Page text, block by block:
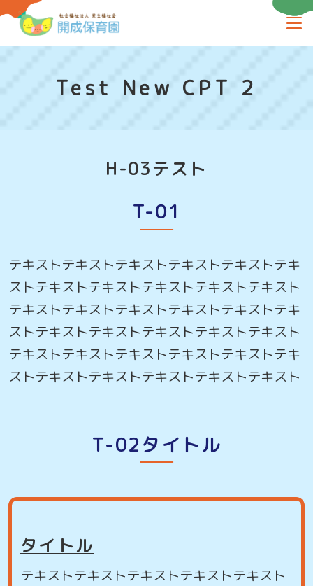
Test New CPT 2
H-03テスト
T-01
テキストテキストテキストテキストテキストテキ
ストテキストテキストテキストテキストテキスト
テキストテキストテキストテキストテキストテキ
ストテキストテキストテキストテキストテキスト
テキストテキストテキストテキストテキストテキ
ストテキストテキストテキストテキストテキスト
T-02タイトル
タイトル
テキストテキストテキストテキストテキスト